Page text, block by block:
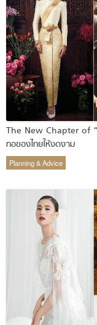
The New Chapter of
ทอของไทยให้งดงาม
Planning & Advice